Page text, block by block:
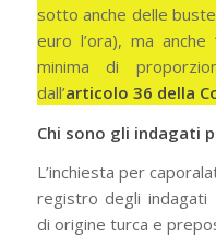
sotto anche delle
euro l’ora), ma
minima di
dall’articolo 36 della
Chi sono gli indagati
L’inchiesta per
registro degli indagati
di origine turca e